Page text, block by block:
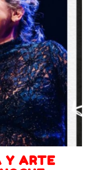
Y ARTE